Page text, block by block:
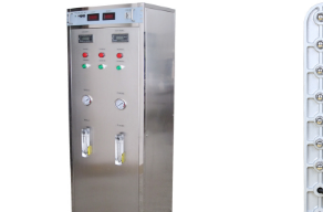
MK-TC100 EDI设备 坎